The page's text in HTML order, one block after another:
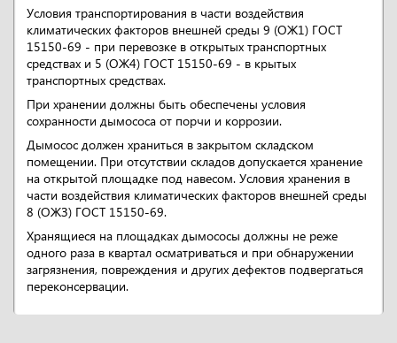
Условия транспортирования в части воздействия
климатических факторов внешней среды 9 (ОЖ1) ГОСТ
15150-69 - при перевозке в открытых транспортных
средствах и 5 (ОЖ4) ГОСТ 15150-69 - в крытых
транспортных средствах.
При хранении должны быть обеспечены условия
сохранности дымососа от порчи и коррозии.
Дымосос должен храниться в закрытом складском
помещении. При отсутствии складов допускается хранение
на открытой площадке под навесом. Условия хранения в
части воздействия климатических факторов внешней среды
8 (ОЖЗ) ГОСТ 15150-69.
Хранящиеся на площадках дымососы должны не реже
одного раза в квартал осматриваться и при обнаружении
загрязнения, повреждения и других дефектов подвергаться
переконсервации.